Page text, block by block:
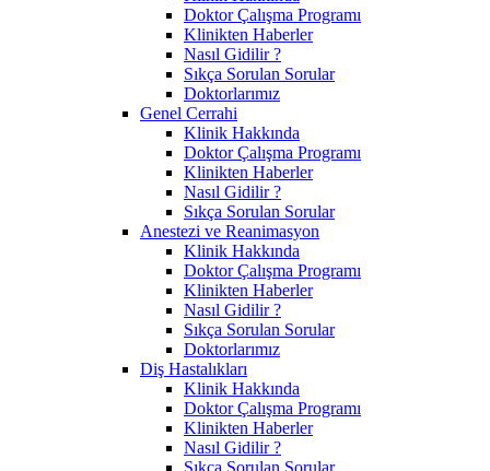
Doktor Çalışma Programı
Klinikten Haberler
Nasıl Gidilir ?
Sıkça Sorulan Sorular
Doktorlarımız
Genel Cerrahi
Klinik Hakkında
Doktor Çalışma Programı
Klinikten Haberler
Nasıl Gidilir ?
Sıkça Sorulan Sorular
Anestezi ve Reanimasyon
Klinik Hakkında
Doktor Çalışma Programı
Klinikten Haberler
Nasıl Gidilir ?
Sıkça Sorulan Sorular
Doktorlarımız
Diş Hastalıkları
Klinik Hakkında
Doktor Çalışma Programı
Klinikten Haberler
Nasıl Gidilir ?
Sıkça Sorulan Sorular